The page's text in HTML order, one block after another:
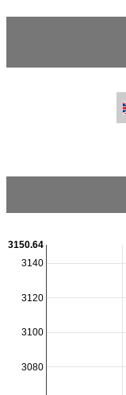
3080
3100
3120
3140
3150.64